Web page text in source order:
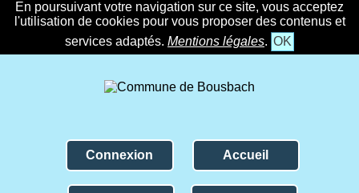
En poursuivant votre navigation sur ce site, vous acceptez
l'utilisation de cookies pour vous proposer des contenus et
services adaptés. Mentions légales. OK
Connexion Accueil